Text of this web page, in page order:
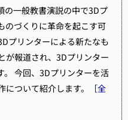
一般教書演説の中で3Dプ
のづくりに革命を起こす可
プリンターによる新たなも
が報道され、3Dプリンター
。 今回、3Dプリンターを活
ついて紹介します。
［全